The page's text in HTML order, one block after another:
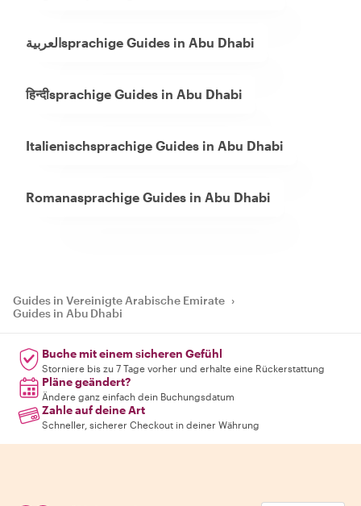
العربيةsprachige Guides in Abu Dhabi
हिन्दीsprachige Guides in Abu Dhabi
Italienischsprachige Guides in Abu Dhabi
Romanasprachige Guides in Abu Dhabi
Guides in Vereinigte Arabische Emirate ›
Guides in Abu Dhabi
Buche mit einem sicheren Gefühl
Storniere bis zu 7 Tage vorher und erhalte eine Rückerstattung
Pläne geändert?
Ändere ganz einfach dein Buchungsdatum
Zahle auf deine Art
Schneller, sicherer Checkout in deiner Währung